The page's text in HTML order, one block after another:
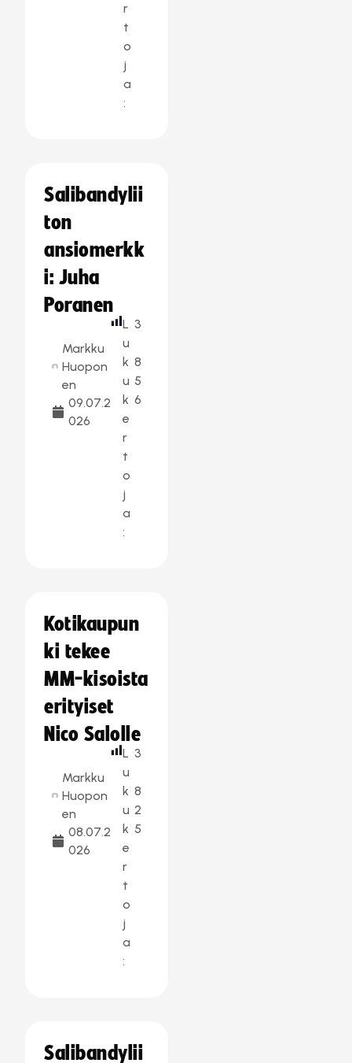
r
t
o
j
a
:
Salibandylii
ton
ansiomerkk
i: Juha
Poranen
Markku
Huopon
en
09.07.2
026
L
u
k
u
k
e
r
t
o
j
a
:
3
8
5
6
Kotikaupun
ki tekee
MM-kisoista
erityiset
Nico Salolle
Markku
Huopon
en
08.07.2
026
L
u
k
u
k
e
r
t
o
j
a
:
3
8
2
5
Salibandylii